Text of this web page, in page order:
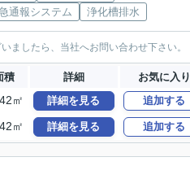
通報システム
浄化槽排水
ましたら、当社へお問い合わせ下さい。
積 詳細 お気に入り
㎡ 詳細を見る 追加する
㎡ 詳細を見る 追加する